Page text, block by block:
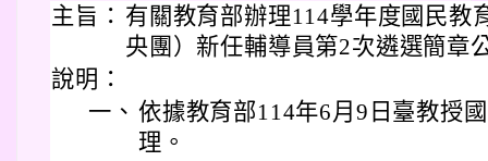
主旨： 有關教育部辦理114學年度國民教
央團）新任輔導員第2次遴選簡章
說明：
一、 依據教育部114年6月9日臺教授
理。